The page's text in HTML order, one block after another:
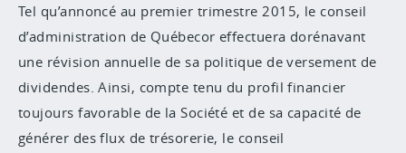
Tel qu’annoncé au premier trimestre 2015, le conseil
d’administration de Québecor effectuera dorénavant
une révision annuelle de sa politique de versement de
dividendes. Ainsi, compte tenu du profil financier
toujours favorable de la Société et de sa capacité de
générer des flux de trésorerie, le conseil